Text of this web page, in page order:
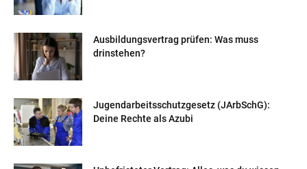
Ausbildungsvertrag prüfen: Was muss
drinstehen?
Jugendarbeitsschutzgesetz (JArbSchG):
Deine Rechte als Azubi